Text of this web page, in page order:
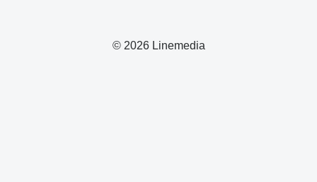
© 2026 Linemedia